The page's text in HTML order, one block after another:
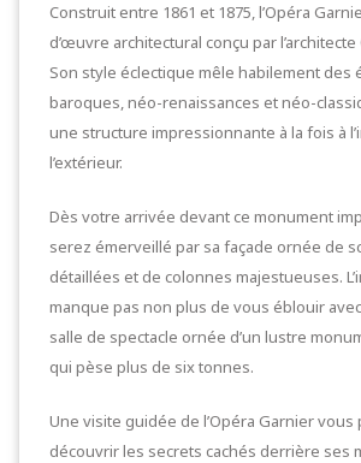
Construit entre 1861 et 1875, l’Opéra
d’œuvre architectural conçu par l’architecte
Son style éclectique mêle habilement des
baroques, néo-renaissances et néo-
une structure impressionnante à la fois à
l’extérieur.
Dès votre arrivée devant ce monument
serez émerveillé par sa façade ornée de
détaillées et de colonnes majestueuses.
manque pas non plus de vous éblouir
salle de spectacle ornée d’un lustre
qui pèse plus de six tonnes.
Une visite guidée de l’Opéra Garnier vous
découvrir les secrets cachés derrière ses